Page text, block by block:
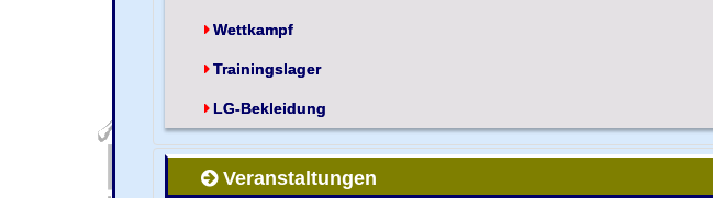
Wettkampf
Trainingslager
LG-Bekleidung
Veranstaltungen